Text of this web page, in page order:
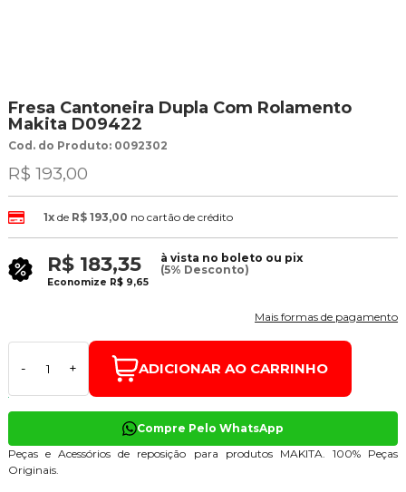
Fresa Cantoneira Dupla Com Rolamento
Makita D09422
Cod. do Produto: 0092302
R$ 193,00
1xde R$ 193,00 no cartão de crédito
R$ 183,35
à vista no boleto ou pix
(5% Desconto)
Economize R$ 9,65
Mais formas de pagamento
- + ADICIONAR AO CARRINHO
Compre Pelo WhatsApp
Peças e Acessórios de reposição para produtos MAKITA. 100% Peças
Originais.